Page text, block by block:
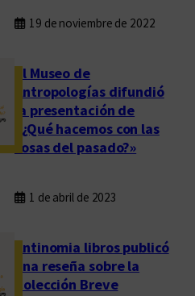
19 de noviembre de 2022
El Museo de
Antropologías difundió
la presentación de
«¿Qué hacemos con las
cosas del pasado?»
1 de abril de 2023
Antinomia libros publicó
una reseña sobre la
Colección Breve